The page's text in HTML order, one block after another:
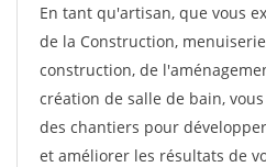
En tant qu'artisan, que vous
de la Construction,
construction, de
création de salle de bain,
des chantiers pour
et améliorer les résultats de